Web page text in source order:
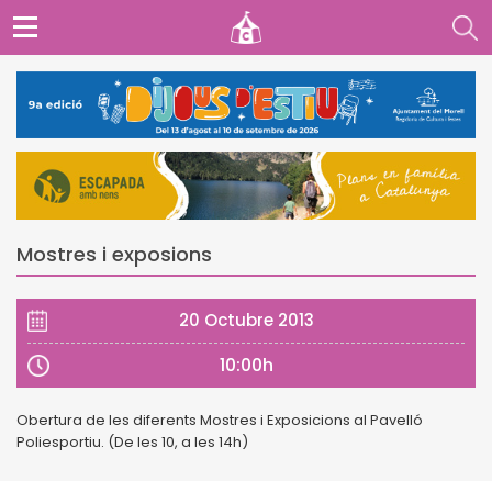
Mostres i exposions
20 Octubre 2013
10:00h
Obertura de les diferents Mostres i Exposicions al Pavelló
Poliesportiu. (De les 10, a les 14h)